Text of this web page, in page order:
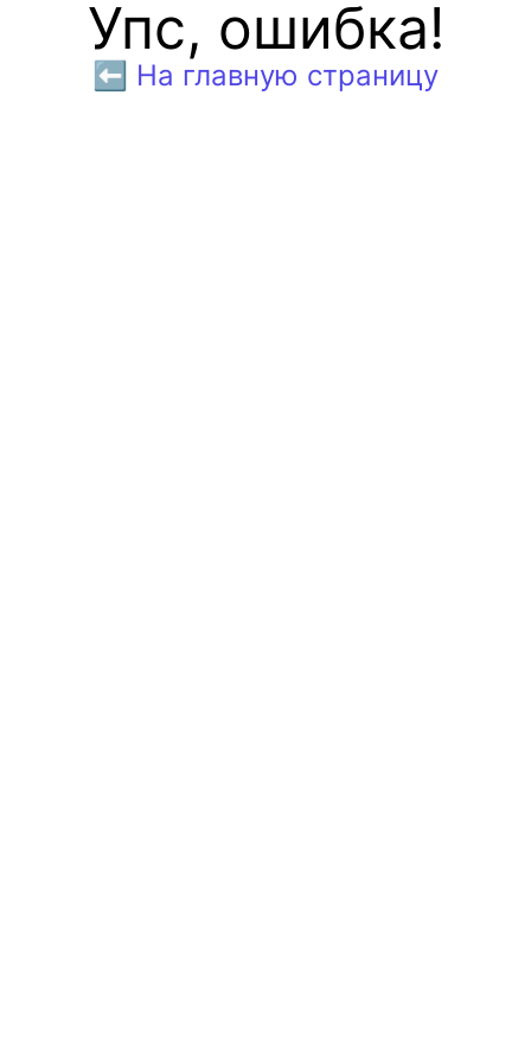
Упс, ошибка!
⬅️ На главную страницу